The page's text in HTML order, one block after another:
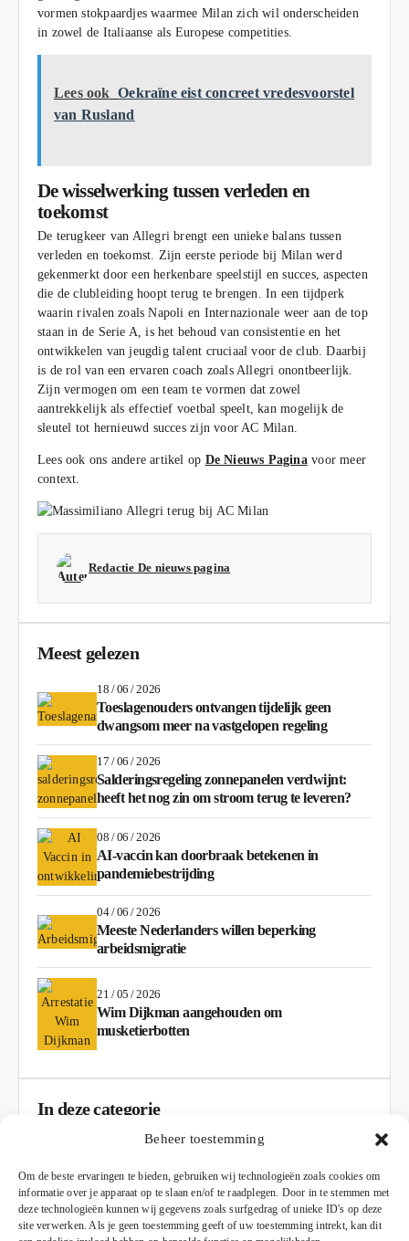
Beheer toestemming
Om de beste ervaringen te bieden, gebruiken wij technologieën zoals cookies om
informatie over je apparaat op te slaan en/of te raadplegen. Door in te stemmen met
deze technologieën kunnen wij gegevens zoals surfgedrag of unieke ID's op deze
site verwerken. Als je geen toestemming geeft of uw toestemming intrekt, kan dit
vormen stokpaardjes waarmee Milan zich wil onderscheiden
in zowel de Italiaanse als Europese competities.
Lees ook Oekraïne eist concreet vredesvoorstel
van Rusland
De wisselwerking tussen verleden en
toekomst
De terugkeer van Allegri brengt een unieke balans tussen
verleden en toekomst. Zijn eerste periode bij Milan werd
gekenmerkt door een herkenbare speelstijl en succes, aspecten
die de clubleiding hoopt terug te brengen. In een tijdperk
waarin rivalen zoals Napoli en Internazionale weer aan de top
staan in de Serie A, is het behoud van consistentie en het
ontwikkelen van jeugdig talent cruciaal voor de club. Daarbij
is de rol van een ervaren coach zoals Allegri onontbeerlijk.
Zijn vermogen om een team te vormen dat zowel
aantrekkelijk als effectief voetbal speelt, kan mogelijk de
sleutel tot hernieuwd succes zijn voor AC Milan.
Lees ook ons andere artikel op De Nieuws Paginavoor meer
context.
Redactie De nieuws pagina
Meest gelezen
18 / 06 / 2026
Toeslagenouders ontvangen tijdelijk geen
dwangsom meer na vastgelopen regeling
17 / 06 / 2026
Salderingsregeling zonnepanelen verdwijnt:
heeft het nog zin om stroom terug te leveren?
08 / 06 / 2026
AI-vaccin kan doorbraak betekenen in
pandemiebestrijding
04 / 06 / 2026
Meeste Nederlanders willen beperking
arbeidsmigratie
21 / 05 / 2026
Wim Dijkman aangehouden om
musketierbotten
In deze categorie